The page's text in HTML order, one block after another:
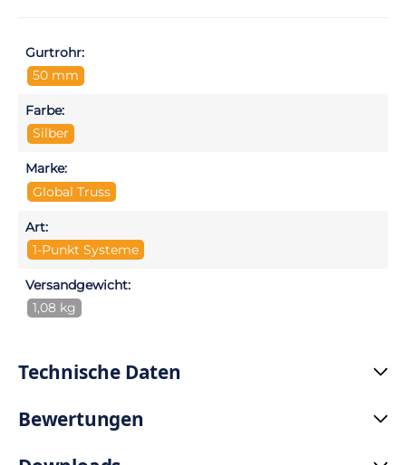
Gurtrohr:
50 mm
Farbe:
Silber
Marke:
Global Truss
Art:
1-Punkt Systeme
Versandgewicht:
1,08 kg
Technische Daten
Bewertungen